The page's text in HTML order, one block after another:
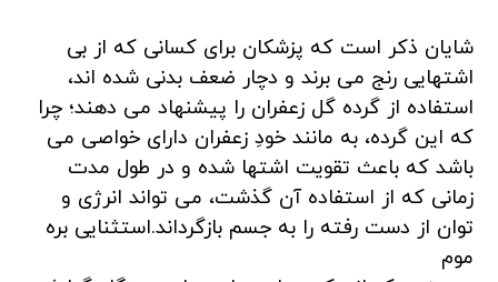
شایان ذکر است که پزشکان برای کسانی که از بی
اشتهایی رنج می برند و دچار ضعف بدنی شده اند،
استفاده از گرده گل زعفران را پیشنهاد می دهند؛ چرا
که این گرده، به مانند خودِ زعفران دارای خواصی می
باشد که باعث تقویت اشتها شده و در طول مدت
زمانی که از استفاده آن گذشت، می تواند انرژی و
توان از دست رفته را به جسم بازگرداند.استثنایی بره
موم